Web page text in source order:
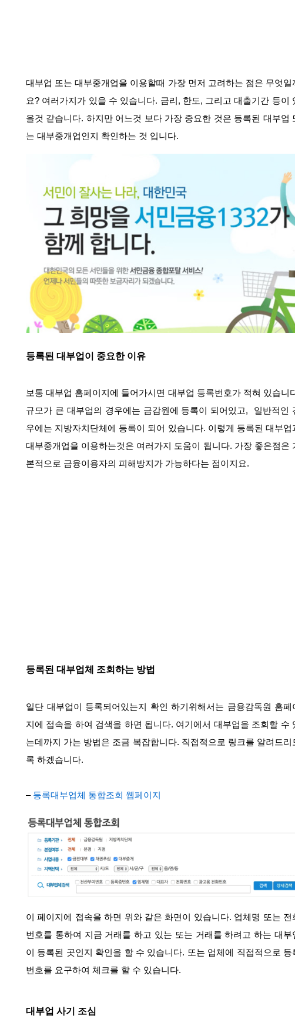
대부업 또는 대부중개업을 이용할때 가장 먼저 고려하는 점은 무엇일
요? 여러가지가 있을 수 있습니다. 금리, 한도, 그리고 대출기간 등이
을것 같습니다. 하지만 어느것 보다 가장 중요한 것은 등록된 대부업
는 대부중개업인지 확인하는 것 입니다.
등록된 대부업이 중요한 이유
보통 대부업 홈페이지에 들어가시면 대부업 등록번호가 적혀 있습니
규모가 큰 대부업의 경우에는 금감원에 등록이 되어있고, 일반적인
우에는 지방자치단체에 등록이 되어 있습니다. 이렇게 등록된 대부업
대부중개업을 이용하는것은 여러가지 도움이 됩니다. 가장 좋은점은
본적으로 금융이용자의 피해방지가 가능하다는 점이지요.
등록된 대부업체 조회하는 방법
일단 대부업이 등록되어있는지 확인 하기위해서는 금융감독원 홈페
지에 접속을 하여 검색을 하면 됩니다. 여기에서 대부업을 조회할 수
는데까지 가는 방법은 조금 복잡합니다. 직접적으로 링크를 알려드리
록 하겠습니다.
– 등록대부업체 통합조회 웹페이지
이 페이지에 접속을 하면 위와 같은 화면이 있습니다. 업체명 또는 전
번호를 통하여 지금 거래를 하고 있는 또는 거래를 하려고 하는 대부
이 등록된 곳인지 확인을 할 수 있습니다. 또는 업체에 직접적으로 등
번호를 요구하여 체크를 할 수 있습니다.
대부업 사기 조심